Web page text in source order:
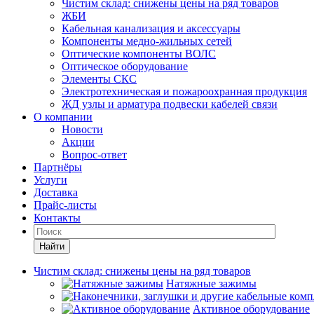
Чистим склад: снижены цены на ряд товаров
ЖБИ
Кабельная канализация и аксессуары
Компоненты медно-жильных сетей
Оптические компоненты ВОЛС
Оптическое оборудование
Элементы СКС
Электротехническая и пожароохранная продукция
ЖД узлы и арматура подвески кабелей связи
О компании
Новости
Акции
Вопрос-ответ
Партнёры
Услуги
Доставка
Прайс-листы
Контакты
Найти
Чистим склад: снижены цены на ряд товаров
Натяжные зажимы
Активное оборудование